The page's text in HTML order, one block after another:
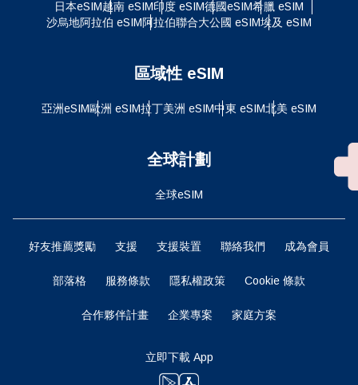
日本eSIM越南 eSIM印度 eSIM德國eSIM希臘 eSIM
沙烏地阿拉伯 eSIM阿拉伯聯合大公國 eSIM埃及 eSIM
區域性 eSIM
亞洲eSIM歐洲 eSIM拉丁美洲 eSIM中東 eSIM北美 eSIM
全球計劃
全球eSIM
好友推薦獎勵 支援 支援裝置 聯絡我們 成為會員
部落格 服務條款 隱私權政策 Cookie 條款
合作夥伴計畫 企業專案 家庭方案
立即下載 App